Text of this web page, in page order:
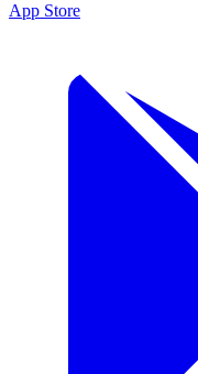
App Store